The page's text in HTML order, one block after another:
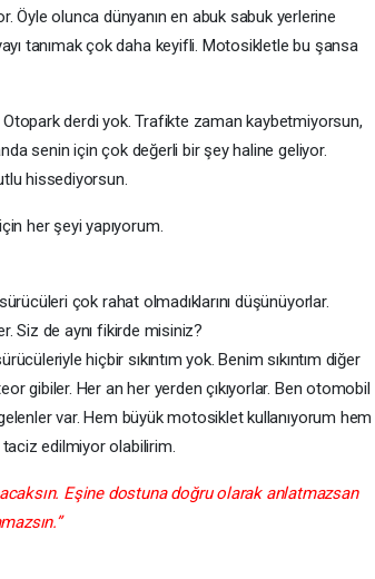
Öyle olunca dünyanın en abuk sabuk yerlerine
tanımak çok daha keyifli. Motosikletle bu şansa
derdi yok. Trafikte zaman kaybetmiyorsun,
senin için çok değerli bir şey haline geliyor.
hissediyorsun.
her şeyi yapıyorum.
çok rahat olmadıklarını düşünüyorlar.
Siz de aynı fikirde misiniz?
hiçbir sıkıntım yok. Benim sıkıntım diğer
gibiler. Her an her yerden çıkıyorlar. Ben otomobil
var. Hem büyük motosiklet kullanıyorum hem
edilmiyor olabilirim.
Eşine dostuna doğru olarak anlatmazsan